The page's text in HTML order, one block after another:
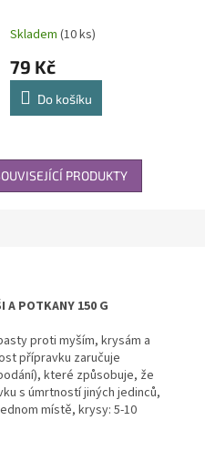
Skladem (10 ks)
79 Kč
Do košíku
PRODUKTY
A POTKANY 150 G
proti myším, krysám a
přípravku zaručuje
které způsobuje, že
s úmrtností jiných jedinců,
místě, krysy: 5-10